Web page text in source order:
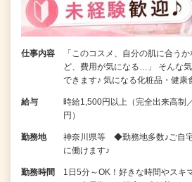
仕事内容
「このコスメ、自分の肌に合う
ど、費用が気になる…」 そんな
できます♪ 気になる化粧品・健
給与
時給1,500円以上（完全出来高制
円）
勤務地
神奈川県等 ◆勤務地多数♪ご自
に働けます♪
勤務時間
1日5分～OK！好きな時間やス